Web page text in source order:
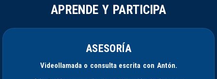
APRENDE Y PARTICIPA
ASESORÍA
Videollamada o consulta escrita con Antón.